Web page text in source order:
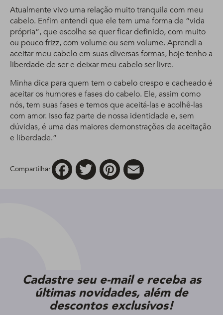
Atualmente vivo uma relação muito tranquila com meu
cabelo. Enfim entendi que ele tem uma forma de “vida
própria”, que escolhe se quer ficar definido, com muito
ou pouco frizz, com volume ou sem volume. Aprendi a
aceitar meu cabelo em suas diversas formas, hoje tenho a
liberdade de ser e deixar meu cabelo ser livre.
Minha dica para quem tem o cabelo crespo e cacheado é
aceitar os humores e fases do cabelo. Ele, assim como
nós, tem suas fases e temos que aceitá-las e acolhê-las
com amor. Isso faz parte de nossa identidade e, sem
dúvidas, é uma das maiores demonstrações de aceitação
e liberdade.”
Compartilhar
FacebookTwitter Pinterest
Cadastre seu e-mail e receba as
últimas novidades, além de
descontos exclusivos!